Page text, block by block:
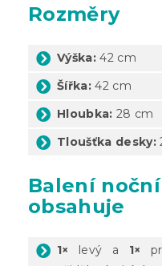
Rozměry
Výška: 42 cm
Šířka: 42 cm
Hloubka: 28 cm
Tloušťka desky:
Balení
obsahuje
1× levý a 1×